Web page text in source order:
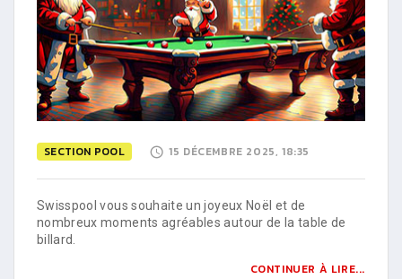
SECTION POOL 15 DÉCEMBRE 2025, 18:35
Swisspool vous souhaite un joyeux Noël et de
nombreux moments agréables autour de la table de
billard.
CONTINUER À LIRE...